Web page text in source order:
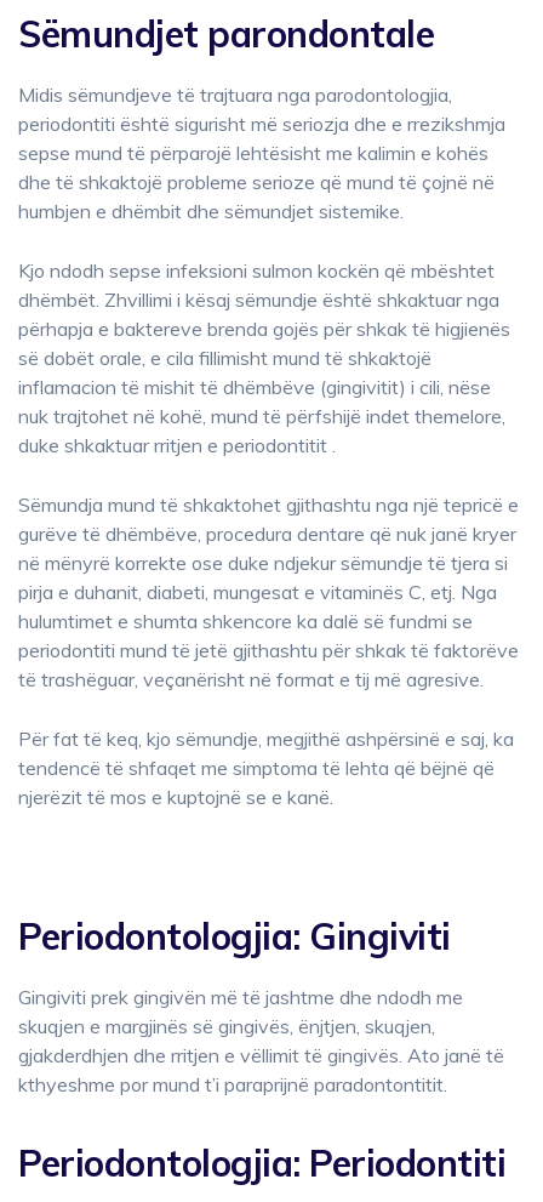
Sëmundjet parondontale
Midis sëmundjeve të trajtuara nga parodontologjia,
periodontiti është sigurisht më seriozja dhe e rrezikshmja
sepse mund të përparojë lehtësisht me kalimin e kohës
dhe të shkaktojë probleme serioze që mund të çojnë në
humbjen e dhëmbit dhe sëmundjet sistemike.
Kjo ndodh sepse infeksioni sulmon kockën që mbështet
dhëmbët. Zhvillimi i kësaj sëmundje është shkaktuar nga
përhapja e baktereve brenda gojës për shkak të higjienës
së dobët orale, e cila fillimisht mund të shkaktojë
inflamacion të mishit të dhëmbëve (gingivitit) i cili, nëse
nuk trajtohet në kohë, mund të përfshijë indet themelore,
duke shkaktuar rritjen e periodontitit .
Sëmundja mund të shkaktohet gjithashtu nga një tepricë e
gurëve të dhëmbëve, procedura dentare që nuk janë kryer
në mënyrë korrekte ose duke ndjekur sëmundje të tjera si
pirja e duhanit, diabeti, mungesat e vitaminës C, etj. Nga
hulumtimet e shumta shkencore ka dalë së fundmi se
periodontiti mund të jetë gjithashtu për shkak të faktorëve
të trashëguar, veçanërisht në format e tij më agresive.
Për fat të keq, kjo sëmundje, megjithë ashpërsinë e saj, ka
tendencë të shfaqet me simptoma të lehta që bëjnë që
njerëzit të mos e kuptojnë se e kanë.
Periodontologjia: Gingiviti
Gingiviti prek gingivën më të jashtme dhe ndodh me
skuqjen e margjinës së gingivës, ënjtjen, skuqjen,
gjakderdhjen dhe rritjen e vëllimit të gingivës. Ato janë të
kthyeshme por mund t’i paraprijnë paradontontitit.
Periodontologjia: Periodontiti